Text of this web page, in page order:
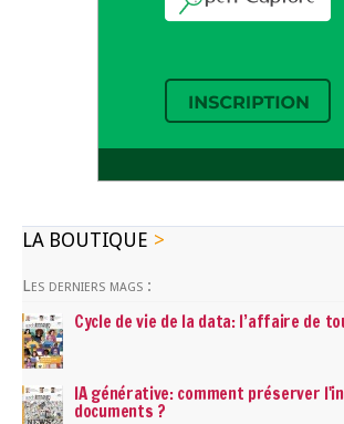
LA BOUTIQUE
Les derniers mags :
Cycle de vie de la data: l’affaire de
IA générative: comment préserver
documents ?